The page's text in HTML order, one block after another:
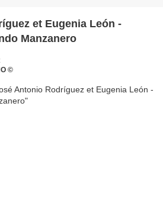
et Eugenia León -
Manzanero
©